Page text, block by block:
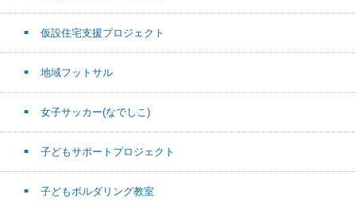
仮設住宅支援プロジェクト
地域フットサル
女子サッカー(なでしこ)
子どもサポートプロジェクト
子どもボルダリング教室